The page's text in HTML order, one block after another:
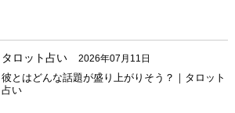
タロット占い 2026年07月11日
彼とはどんな話題が盛り上がりそう？｜タロット
占い